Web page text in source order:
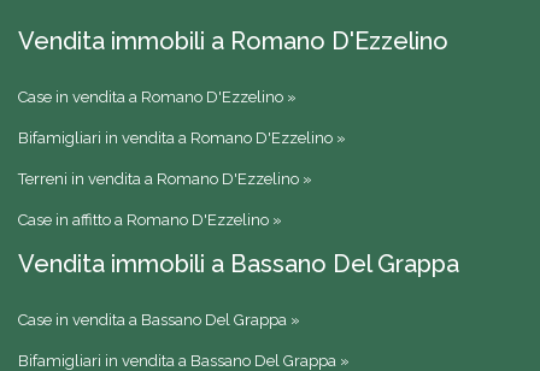
Vendita immobili a Romano D'Ezzelino
Case in vendita a Romano D'Ezzelino »
Bifamigliari in vendita a Romano D'Ezzelino »
Terreni in vendita a Romano D'Ezzelino »
Case in affitto a Romano D'Ezzelino »
Vendita immobili a Bassano Del Grappa
Case in vendita a Bassano Del Grappa »
Bifamigliari in vendita a Bassano Del Grappa »